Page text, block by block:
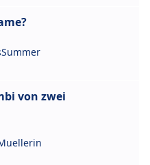
von zwei